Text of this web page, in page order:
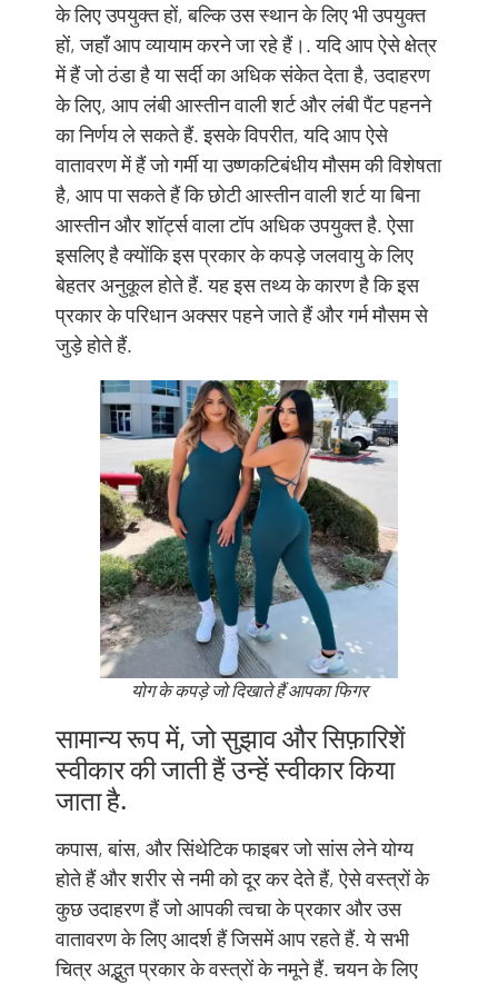
के लिए उपयुक्त हों, बल्कि उस स्थान के लिए भी उपयुक्त
हों, जहाँ आप व्यायाम करने जा रहे हैं।. यदि आप ऐसे क्षेत्र
में हैं जो ठंडा है या सर्दी का अधिक संकेत देता है, उदाहरण
के लिए, आप लंबी आस्तीन वाली शर्ट और लंबी पैंट पहनने
का निर्णय ले सकते हैं. इसके विपरीत, यदि आप ऐसे
वातावरण में हैं जो गर्मी या उष्णकटिबंधीय मौसम की विशेषता
है, आप पा सकते हैं कि छोटी आस्तीन वाली शर्ट या बिना
आस्तीन और शॉर्ट्स वाला टॉप अधिक उपयुक्त है. ऐसा
इसलिए है क्योंकि इस प्रकार के कपड़े जलवायु के लिए
बेहतर अनुकूल होते हैं. यह इस तथ्य के कारण है कि इस
प्रकार के परिधान अक्सर पहने जाते हैं और गर्म मौसम से
जुड़े होते हैं.
योग के कपड़े जो दिखाते हैं आपका फिगर
सामान्य रूप में, जो सुझाव और सिफ़ारिशें
स्वीकार की जाती हैं उन्हें स्वीकार किया
जाता है.
कपास, बांस, और सिंथेटिक फाइबर जो सांस लेने योग्य
होते हैं और शरीर से नमी को दूर कर देते हैं, ऐसे वस्त्रों के
कुछ उदाहरण हैं जो आपकी त्वचा के प्रकार और उस
वातावरण के लिए आदर्श हैं जिसमें आप रहते हैं. ये सभी
चित्र अद्भुत प्रकार के वस्त्रों के नमूने हैं. चयन के लिए